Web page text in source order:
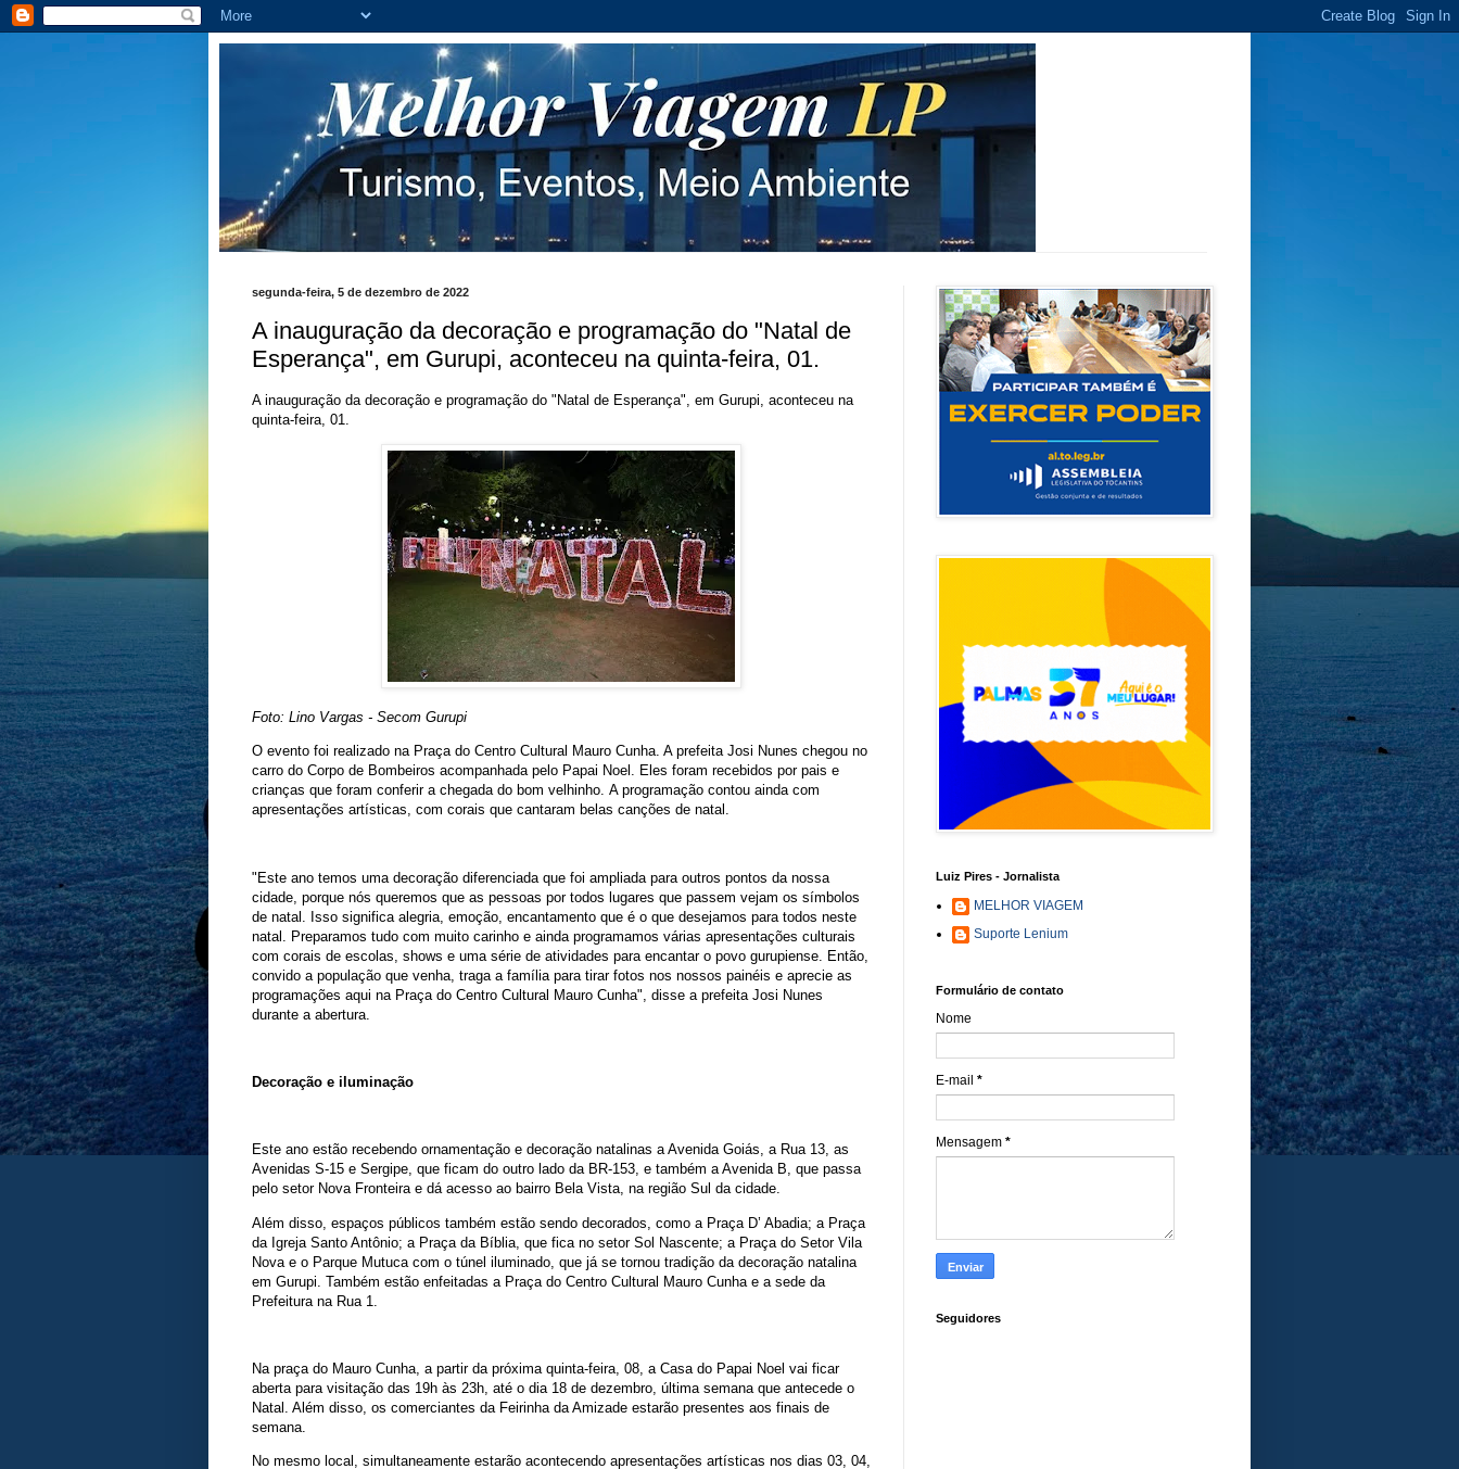
segunda-feira, 5 de dezembro de 2022
A inauguração da decoração e programação do "Natal de
Esperança", em Gurupi, aconteceu na quinta-feira, 01.
A inauguração da decoração e programação do "Natal de Esperança", em Gurupi, aconteceu na
quinta-feira, 01.
Foto: Lino Vargas - Secom Gurupi
O evento foi realizado na Praça do Centro Cultural Mauro Cunha. A prefeita Josi Nunes chegou no
carro do Corpo de Bombeiros acompanhada pelo Papai Noel. Eles foram recebidos por pais e
crianças que foram conferir a chegada do bom velhinho. A programação contou ainda com
apresentações artísticas, com corais que cantaram belas canções de natal.
"Este ano temos uma decoração diferenciada que foi ampliada para outros pontos da nossa
cidade, porque nós queremos que as pessoas por todos lugares que passem vejam os símbolos
de natal. Isso significa alegria, emoção, encantamento que é o que desejamos para todos neste
natal. Preparamos tudo com muito carinho e ainda programamos várias apresentações culturais
com corais de escolas, shows e uma série de atividades para encantar o povo gurupiense. Então,
convido a população que venha, traga a família para tirar fotos nos nossos painéis e aprecie as
programações aqui na Praça do Centro Cultural Mauro Cunha", disse a prefeita Josi Nunes
durante a abertura.
Decoração e iluminação
Este ano estão recebendo ornamentação e decoração natalinas a Avenida Goiás, a Rua 13, as
Avenidas S-15 e Sergipe, que ficam do outro lado da BR-153, e também a Avenida B, que passa
pelo setor Nova Fronteira e dá acesso ao bairro Bela Vista, na região Sul da cidade.
Além disso, espaços públicos também estão sendo decorados, como a Praça D’ Abadia; a Praça
da Igreja Santo Antônio; a Praça da Bíblia, que fica no setor Sol Nascente; a Praça do Setor Vila
Nova e o Parque Mutuca com o túnel iluminado, que já se tornou tradição da decoração natalina
em Gurupi. Também estão enfeitadas a Praça do Centro Cultural Mauro Cunha e a sede da
Prefeitura na Rua 1.
Na praça do Mauro Cunha, a partir da próxima quinta-feira, 08, a Casa do Papai Noel vai ficar
aberta para visitação das 19h às 23h, até o dia 18 de dezembro, última semana que antecede o
Natal. Além disso, os comerciantes da Feirinha da Amizade estarão presentes aos finais de
semana.
No mesmo local, simultaneamente estarão acontecendo apresentações artísticas nos dias 03, 04,
Luiz Pires - Jornalista
MELHOR VIAGEM
Suporte Lenium
Formulário de contato
Nome
E-mail *
Mensagem *
Seguidores